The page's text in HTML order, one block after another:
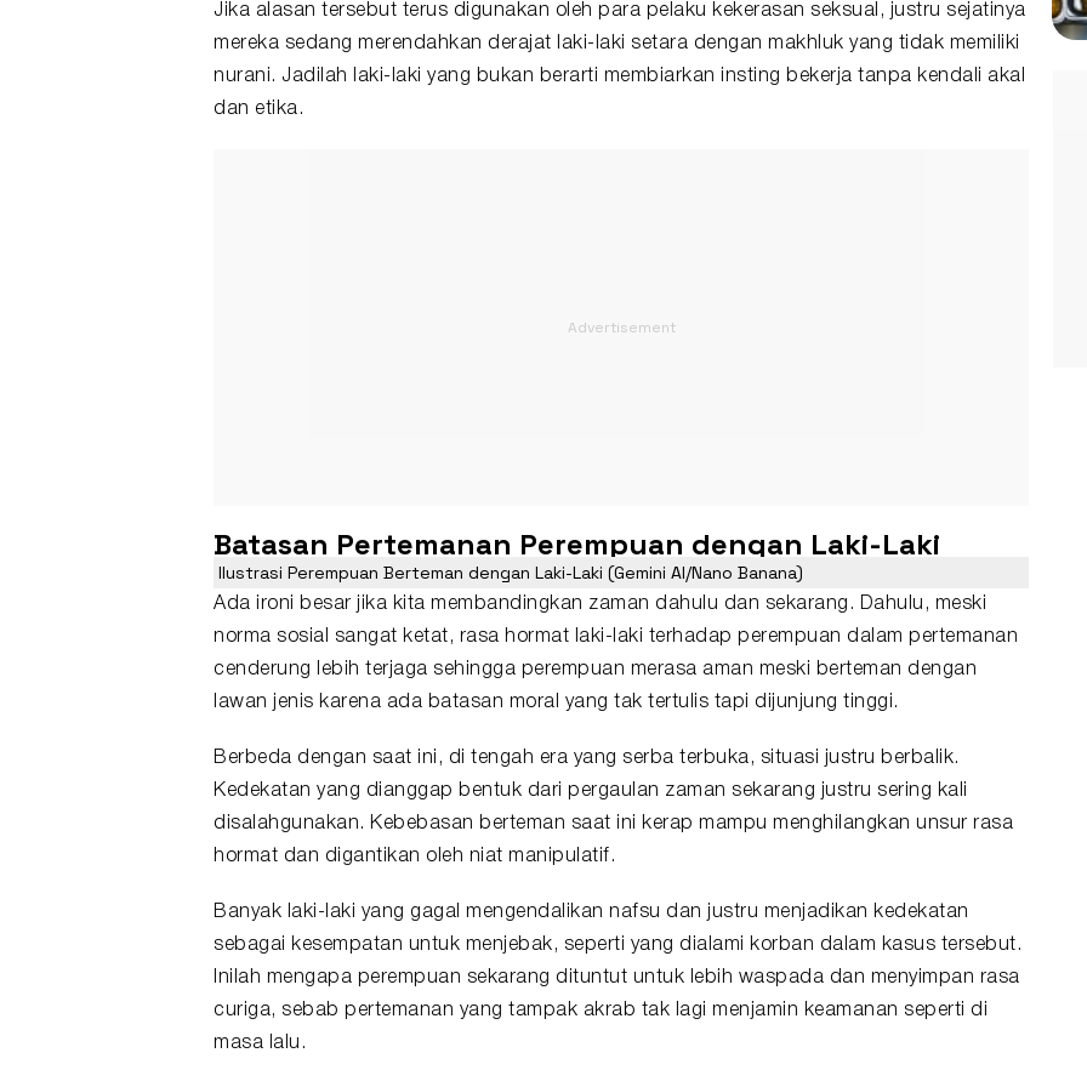
Jika alasan tersebut terus digunakan oleh para pelaku kekerasan seksual, justru sejatinya
mereka sedang merendahkan derajat laki-laki setara dengan makhluk yang tidak memiliki
nurani. Jadilah laki-laki yang bukan berarti membiarkan insting bekerja tanpa kendali akal
dan etika.
Batasan Pertemanan Perempuan dengan Laki-Laki
Ilustrasi Perempuan Berteman dengan Laki-Laki (Gemini AI/Nano Banana)
Ada ironi besar jika kita membandingkan zaman dahulu dan sekarang. Dahulu, meski
norma sosial sangat ketat, rasa hormat laki-laki terhadap perempuan dalam pertemanan
cenderung lebih terjaga sehingga perempuan merasa aman meski berteman dengan
lawan jenis karena ada batasan moral yang tak tertulis tapi dijunjung tinggi.
Berbeda dengan saat ini, di tengah era yang serba terbuka, situasi justru berbalik.
Kedekatan yang dianggap bentuk dari pergaulan zaman sekarang justru sering kali
disalahgunakan. Kebebasan berteman saat ini kerap mampu menghilangkan unsur rasa
hormat dan digantikan oleh niat manipulatif.
Banyak laki-laki yang gagal mengendalikan nafsu dan justru menjadikan kedekatan
sebagai kesempatan untuk menjebak, seperti yang dialami korban dalam kasus tersebut.
Inilah mengapa perempuan sekarang dituntut untuk lebih waspada dan menyimpan rasa
curiga, sebab pertemanan yang tampak akrab tak lagi menjamin keamanan seperti di
masa lalu.